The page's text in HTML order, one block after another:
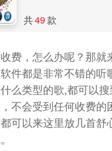
共49款
费，怎么办呢？那就
件都是非常不错的听
么类型的歌,都可以
不会受到任何收费的
可以来这里放几首舒